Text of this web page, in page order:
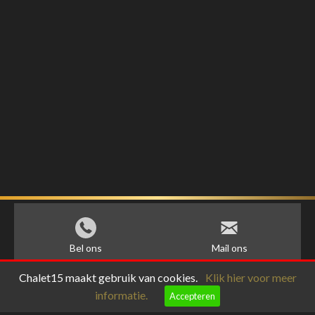
Bel ons Mail ons
Chalet15 maakt gebruik van cookies.
Klik hier voor meer
informatie.
Accepteren